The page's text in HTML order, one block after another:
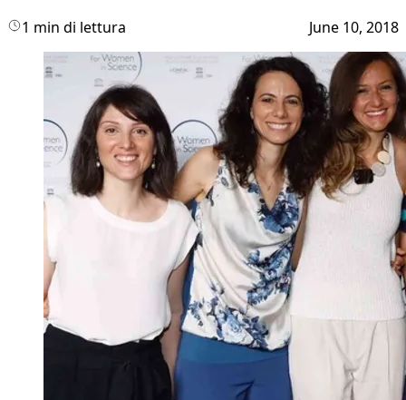
1 min di lettura June 10, 2018